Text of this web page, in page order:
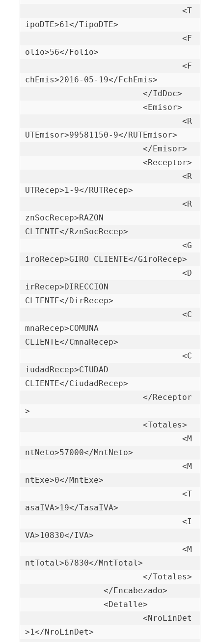
ipoDTE>61</TipoDTE>
olio>56</Folio>
chEmis>2016-05-19</FchEmis>
UTEmisor>99581150-9</RUTEmisor>
UTRecep>1-9</RUTRecep>
znSocRecep>RAZON
CLIENTE</RznSocRecep>
iroRecep>GIRO CLIENTE</GiroRecep>
irRecep>DIRECCION
CLIENTE</DirRecep>
mnaRecep>COMUNA
CLIENTE</CmnaRecep>
iudadRecep>CIUDAD
CLIENTE</CiudadRecep>
>
ntNeto>57000</MntNeto>
ntExe>0</MntExe>
asaIVA>19</TasaIVA>
VA>10830</IVA>
ntTotal>67830</MntTotal>
>1</NroLinDet>